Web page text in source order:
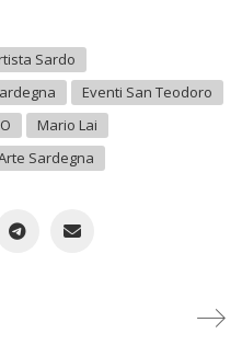
Sardo
Eventi San Teodoro
Mario Lai
Sardegna